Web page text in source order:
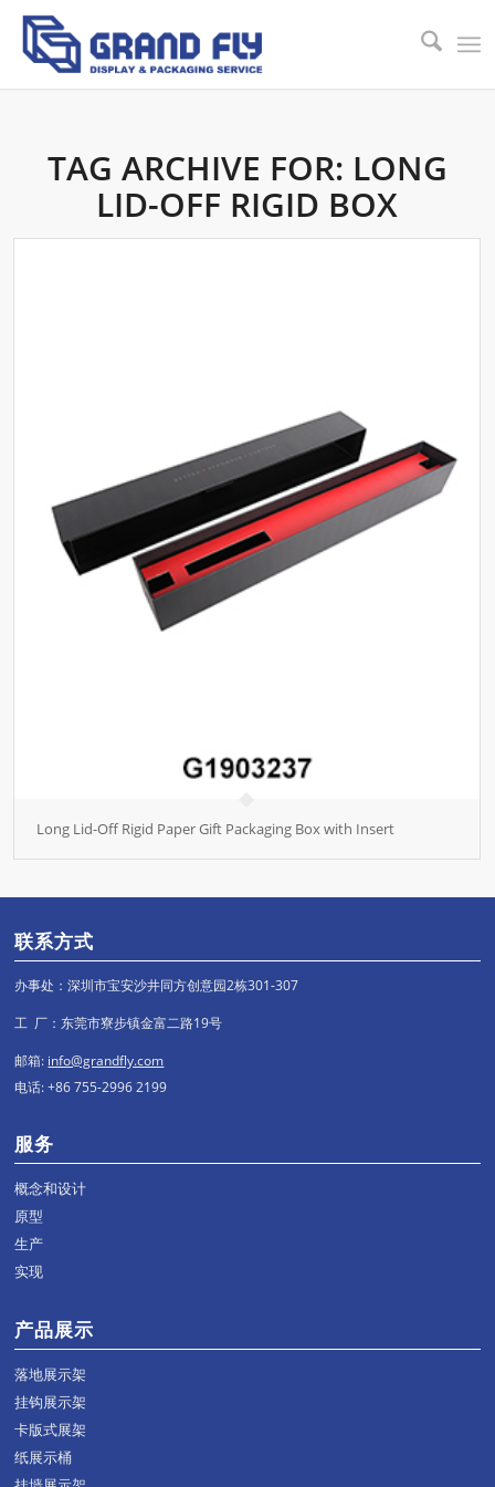
TAG ARCHIVE FOR: LONG
LID-OFF RIGID BOX
Long Lid-Off Rigid Paper Gift Packaging Box with Insert
联系方式
办事处：深圳市宝安沙井同方创意园2栋301-307
工 厂：东莞市寮步镇金富二路19号
邮箱: info@grandfly.com
电话: +86 755-2996 2199
服务
概念和设计
原型
生产
实现
产品展示
落地展示架
挂钩展示架
卡版式展架
纸展示桶